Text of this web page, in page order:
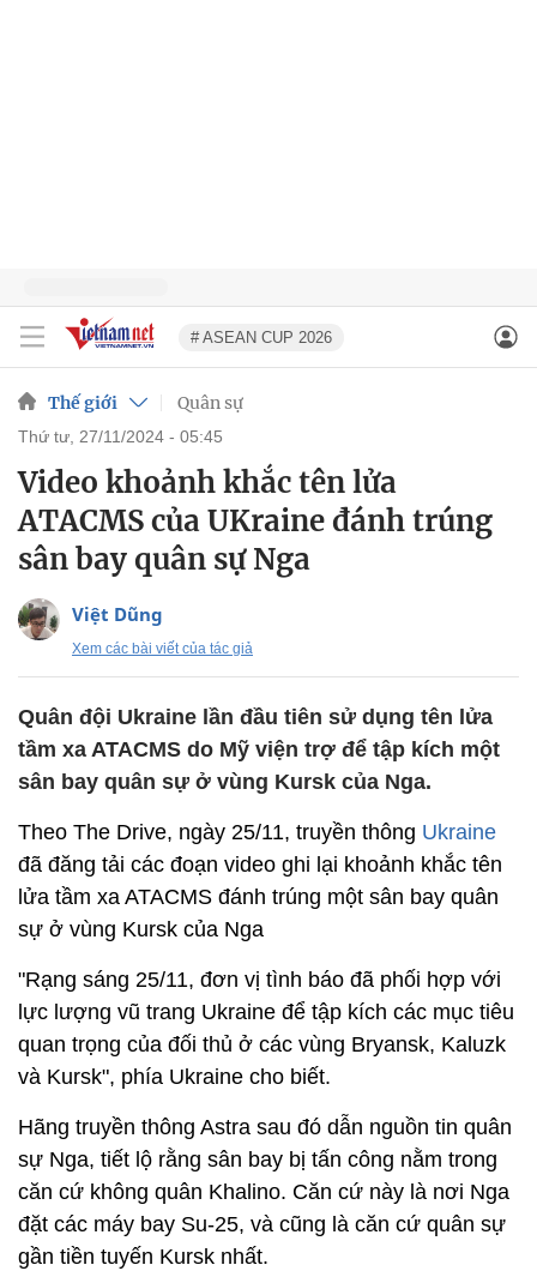
# ASEAN CUP 2026
Thế giới Quân sự
thứ tư, 27/11/2024 - 05:45
Video khoảnh khắc tên lửa
ATACMS của UKraine đánh trúng
sân bay quân sự Nga
Việt Dũng
Xem các bài viết của tác giả
Quân đội Ukraine lần đầu tiên sử dụng tên lửa
tầm xa ATACMS do Mỹ viện trợ để tập kích một
sân bay quân sự ở vùng Kursk của Nga.
Theo The Drive, ngày 25/11, truyền thông Ukraine
đã đăng tải các đoạn video ghi lại khoảnh khắc tên
lửa tầm xa ATACMS đánh trúng một sân bay quân
sự ở vùng Kursk của Nga
"Rạng sáng 25/11, đơn vị tình báo đã phối hợp với
lực lượng vũ trang Ukraine để tập kích các mục tiêu
quan trọng của đối thủ ở các vùng Bryansk, Kaluzk
và Kursk", phía Ukraine cho biết.
Hãng truyền thông Astra sau đó dẫn nguồn tin quân
sự Nga, tiết lộ rằng sân bay bị tấn công nằm trong
căn cứ không quân Khalino. Căn cứ này là nơi Nga
đặt các máy bay Su-25, và cũng là căn cứ quân sự
gần tiền tuyến Kursk nhất.